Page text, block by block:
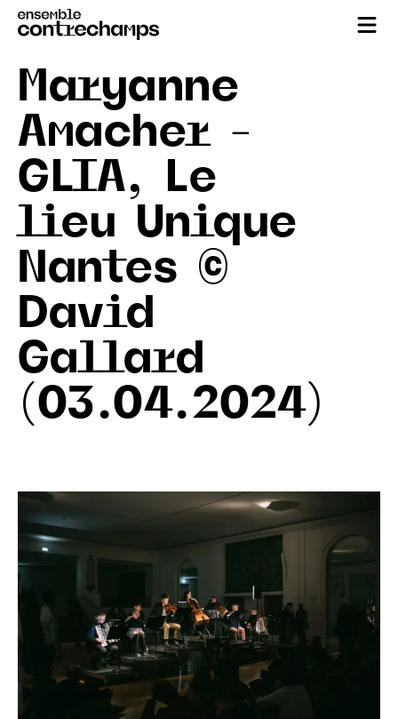
Maryanne
Amacher –
GLIA, Le
lieu Unique
Nantes ©
David
Gallard
(03.04.2024)